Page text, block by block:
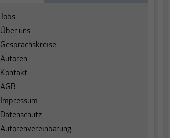
Jobs
Über uns
Gesprächskreise
Autoren
Kontakt
AGB
Impressum
Datenschutz
Autorenvereinbarung